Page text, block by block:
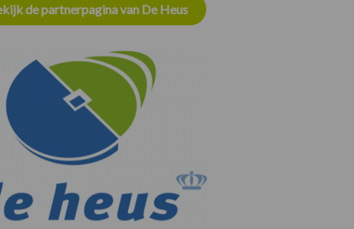
de partnerpagina van De Heus